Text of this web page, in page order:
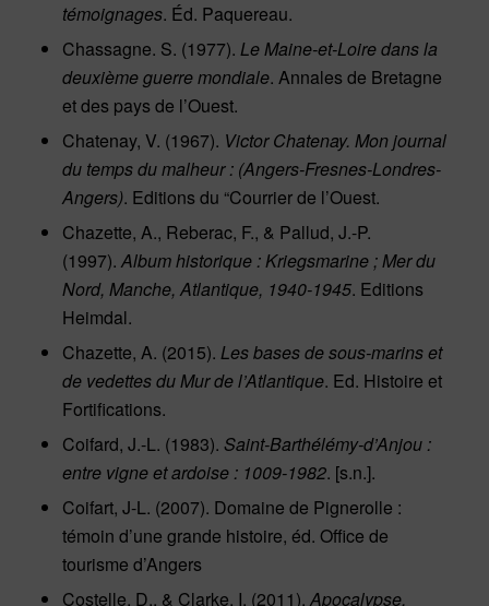
témoignages. Éd. Paquereau.
Chassagne. S. (1977). Le Maine-et-Loire dans la
deuxième guerre mondiale. Annales de Bretagne
et des pays de l’Ouest.
Chatenay, V. (1967). Victor Chatenay. Mon journal
du temps du malheur : (Angers-Fresnes-Londres-
Angers). Editions du “Courrier de l’Ouest.
Chazette, A., Reberac, F., & Pallud, J.-P.
(1997). Album historique : Kriegsmarine ; Mer du
Nord, Manche, Atlantique, 1940-1945. Editions
Heimdal.
Chazette, A. (2015). Les bases de sous-marins et
de vedettes du Mur de l’Atlantique. Ed. Histoire et
Fortifications.
Coifard, J.-L. (1983). Saint-Barthélémy-d’Anjou :
entre vigne et ardoise : 1009-1982. [s.n.].
Coifart, J-L. (2007). Domaine de Pignerolle :
témoin d’une grande histoire, éd. Office de
tourisme d’Angers
Costelle, D., & Clarke, I. (2011). Apocalypse,